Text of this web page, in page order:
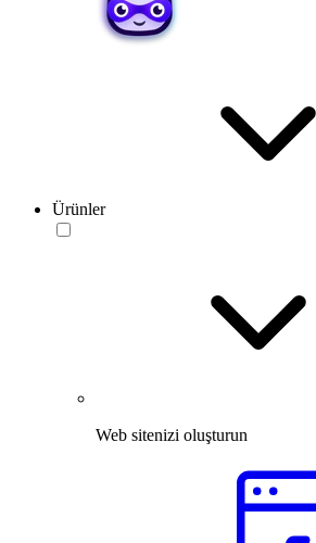
Ürünler
Web sitenizi oluşturun